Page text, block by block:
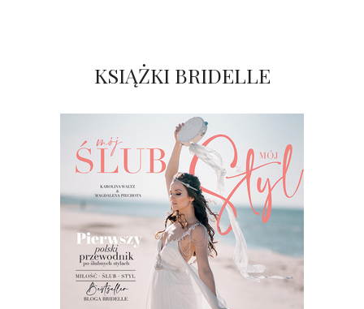
KSIĄŻKI BRIDELLE